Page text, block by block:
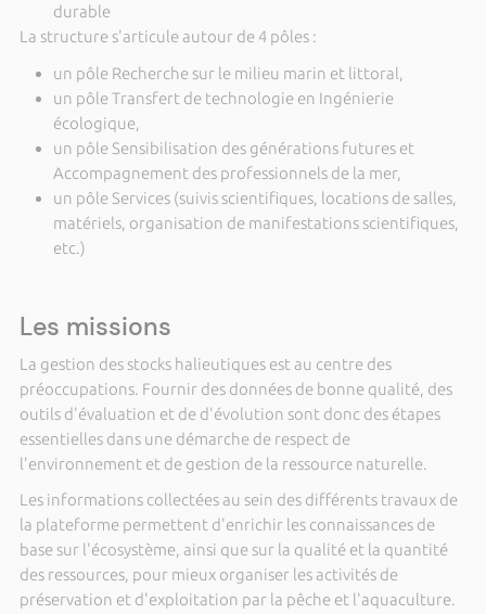
durable
La structure s'articule autour de 4 pôles :
un pôle Recherche sur le milieu marin et littoral,
un pôle Transfert de technologie en Ingénierie
écologique,
un pôle Sensibilisation des générations futures et
Accompagnement des professionnels de la mer,
un pôle Services (suivis scientifiques, locations de salles,
matériels, organisation de manifestations scientifiques,
etc.)
Les missions
La gestion des stocks halieutiques est au centre des
préoccupations. Fournir des données de bonne qualité, des
outils d'évaluation et de d'évolution sont donc des étapes
essentielles dans une démarche de respect de
l'environnement et de gestion de la ressource naturelle.
Les informations collectées au sein des différents travaux de
la plateforme permettent d'enrichir les connaissances de
base sur l'écosystème, ainsi que sur la qualité et la quantité
des ressources, pour mieux organiser les activités de
préservation et d'exploitation par la pêche et l'aquaculture.